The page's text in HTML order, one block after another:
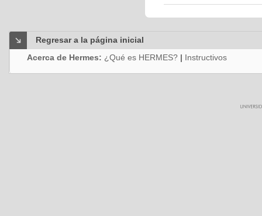
Regresar a la página inicial
Acerca de Hermes: ¿Qué es HERMES? | Instructivos